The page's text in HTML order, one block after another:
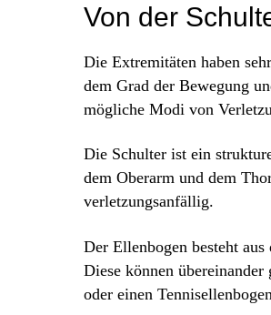
Von der
Die Extremitäten haben
dem Grad der Bewegung
mögliche Modi von
Die Schulter ist ein
dem Oberarm und dem
verletzungsanfällig.
Der Ellenbogen besteht
Diese können
oder einen